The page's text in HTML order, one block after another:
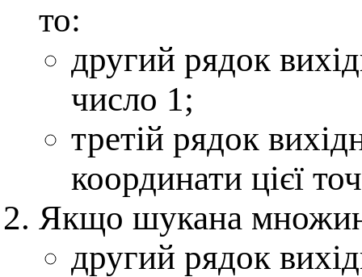
то:
другий рядок
число 1;
третій рядок
координати цієї
Якщо шукана
другий рядок